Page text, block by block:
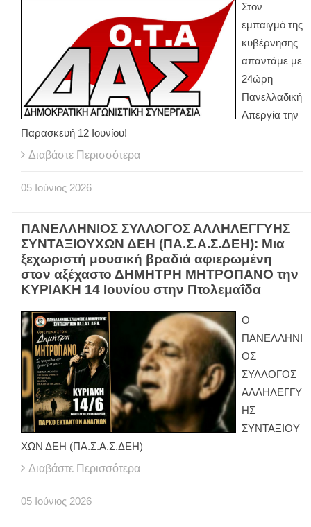
Στον
εμπαιγμό της
κυβέρνησης
απαντάμε με
24ώρη
Πανελλαδική
Απεργία την
Παρασκευή 12 Ιουνίου!
Διαβάστε Περισσότερα
05 Ιούνιος 2026
ΠΑΝΕΛΛΗΝΙΟΣ ΣΥΛΛΟΓΟΣ ΑΛΛΗΛΕΓΓΥΗΣ
ΣΥΝΤΑΞΙΟΥΧΩΝ ΔΕΗ (ΠΑ.Σ.Α.Σ.ΔΕΗ): Μια
ξεχωριστή μουσική βραδιά αφιερωμένη
στον αξέχαστο ΔΗΜΗΤΡΗ ΜΗΤΡΟΠΑΝΟ την
ΚΥΡΙΑΚΗ 14 Ιουνίου στην Πτολεμαΐδα
Ο
ΠΑΝΕΛΛΗΝΙ
ΟΣ
ΣΥΛΛΟΓΟΣ
ΑΛΛΗΛΕΓΓΥ
ΗΣ
ΣΥΝΤΑΞΙΟΥ
ΧΩΝ ΔΕΗ (ΠΑ.Σ.Α.Σ.ΔΕΗ)
Διαβάστε Περισσότερα
05 Ιούνιος 2026